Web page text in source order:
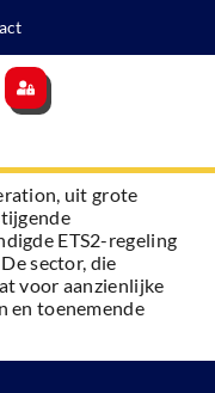
uit grote
ETS2-regeling
sector, die
voor aanzienlijke
en toenemende